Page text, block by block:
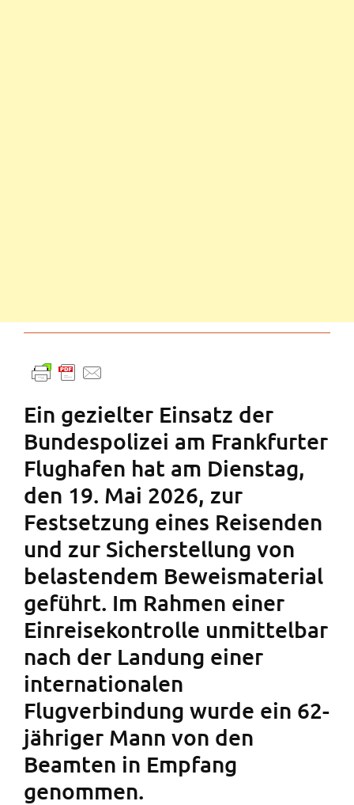
Ein gezielter Einsatz der
Bundespolizei am Frankfurter
Flughafen hat am Dienstag,
den 19. Mai 2026, zur
Festsetzung eines Reisenden
und zur Sicherstellung von
belastendem Beweismaterial
geführt. Im Rahmen einer
Einreisekontrolle unmittelbar
nach der Landung einer
internationalen
Flugverbindung wurde ein 62-
jähriger Mann von den
Beamten in Empfang
genommen.